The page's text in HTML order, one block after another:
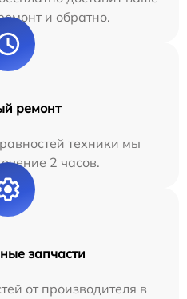
и обратно.
ремонт
техники мы
2 часов.
запчасти
от производителя в